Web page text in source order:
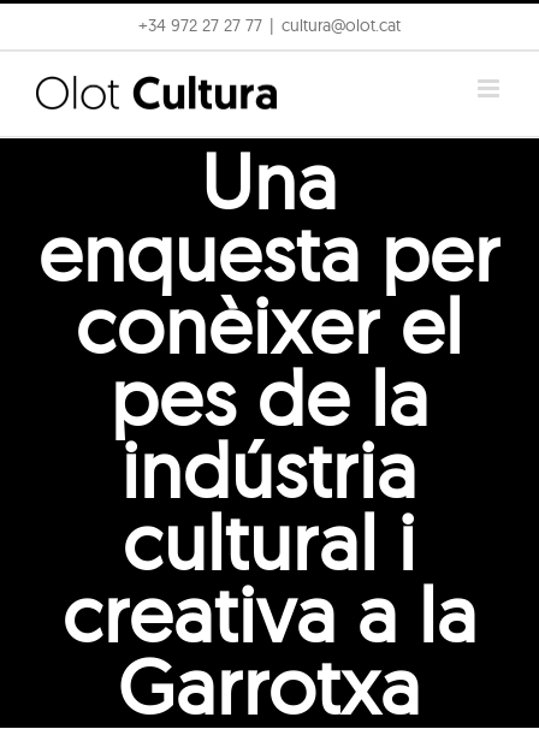
to
content
+34 972 27 27 77 cultura@olot.cat
Una
enquesta per
conèixer el
pes de la
indústria
cultural i
creativa a la
Garrotxa